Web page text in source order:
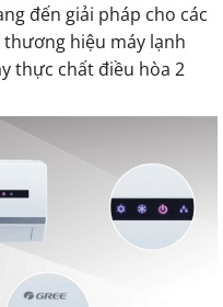
đến giải pháp cho các
thương hiệu máy lạnh
thực chất điều hòa 2